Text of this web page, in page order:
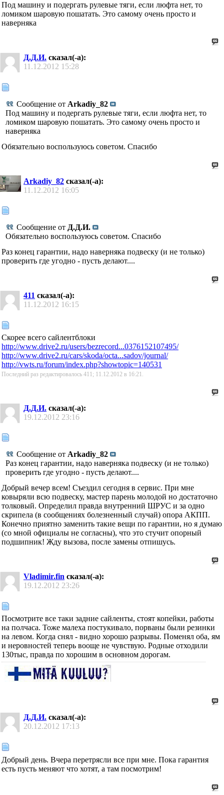
Под машину и подергать рулевые тяги, если люфта нет, то
ломиком шаровую пошатать. Это самому очень просто и
наверняка
Д.Д.И. сказал(-а):
11.12.2012 15:28
Сообщение от Arkadiy_82
Под машину и подергать рулевые тяги, если люфта нет, то
ломиком шаровую пошатать. Это самому очень просто и
наверняка
Обязательно воспользуюсь советом. Спасибо
Arkadiy_82 сказал(-а):
11.12.2012 16:05
Сообщение от Д.Д.И.
Обязательно воспользуюсь советом. Спасибо
Раз конец гарантии, надо наверняка подвеску (и не только)
проверить где угодно - пусть делают....
411 сказал(-а):
11.12.2012 16:15
Скорее всего сайлентблоки
http://www.drive2.ru/users/bezrecord...0376152107495/
http://www.drive2.ru/cars/skoda/octa...sadov/journal/
http://vwts.ru/forum/index.php?showtopic=140531
Последний раз редактировалось 411; 11.12.2012 в 16:21.
Д.Д.И. сказал(-а):
19.12.2012 23:16
Сообщение от Arkadiy_82
Раз конец гарантии, надо наверняка подвеску (и не только)
проверить где угодно - пусть делают....
Добрый вечер всем! Съездил сегодня в сервис. При мне
ковыряли всю подвеску, мастер парень молодой но достаточно
толковый. Определил правда внутренний ШРУС и за одно
скрипела (в сообщениях болезненный случай) опора АКПП.
Конечно приятно заменить такие вещи по гарантии, но я думаю
(со мной официалы не согласны), что это стучит опорный
подшипник! Жду вызова, после замены отпишусь.
Vladimir.fin сказал(-а):
19.12.2012 23:26
Посмотрите все таки задние сайленты, стоят копейки, работы
на полчаса. Тоже малеха постукивало, порваны были резинки
на левом. Когда снял - видно хорошо разрывы. Поменял оба, ям
и неровностей теперь вооще не чувствую. Родные отходили
130тыс, правда по хорошим в основном дорогам.
Д.Д.И. сказал(-а):
20.12.2012 17:13
Добрый день. Вчера перетрясли все при мне. Пока гарантия
есть пусть меняют что хотят, а там посмотрим!